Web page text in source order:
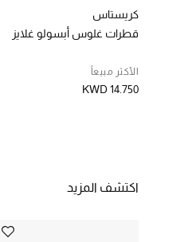
كريستاس
قطرات غلوس أبسولو غلايز
الأكثر مبيعاً
KWD 14.750
اكتشف المزيد